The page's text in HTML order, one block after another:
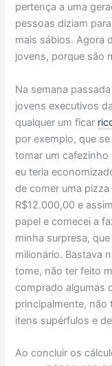
pertença a uma
pessoas diziam
mais sábios. Agora
jovens, porque são
Na semana
jovens executivos
qualquer um ficar
por exemplo, que
tomar um
eu teria
de comer uma
R$12.000,00 e
papel e comecei a
minha surpresa,
milionário. Bastava
tome, não ter feito
comprado algumas
principalmente, não
itens supérfulos e
Ao concluir os